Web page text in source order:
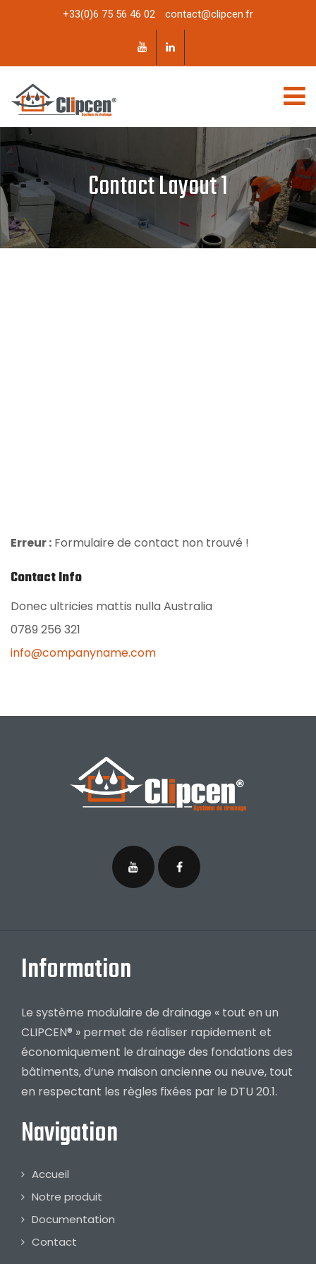
+33(0)6 75 56 46 02 contact@clipcen.fr
Contact Layout 1
Erreur : Formulaire de contact non trouvé !
Contact Info
Donec ultricies mattis nulla Australia
0789 256 321
info@companyname.com
Information
Le système modulaire de drainage « tout en un
CLIPCEN® » permet de réaliser rapidement et
économiquement le drainage des fondations des
bâtiments, d’une maison ancienne ou neuve, tout
en respectant les règles fixées par le DTU 20.1.
Navigation
Accueil
Notre produit
Documentation
Contact